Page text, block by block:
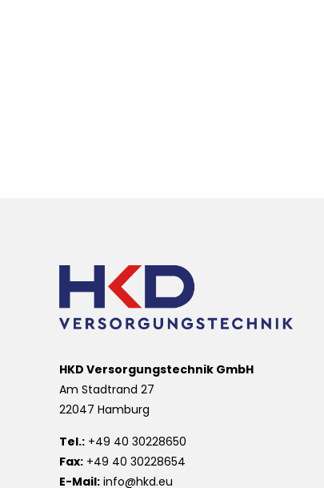
HKD Versorgungstechnik GmbH
Am Stadtrand 27
22047 Hamburg
Tel.: +49 40 30228650
Fax: +49 40 30228654
E-Mail: info@hkd.eu